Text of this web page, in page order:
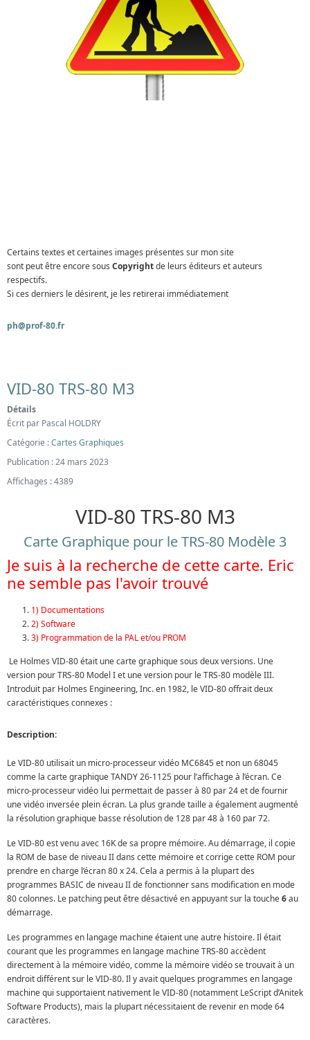
Certains textes et certaines images présentes sur mon site
sont peut être encore sous Copyrightde leurs éditeurs et auteurs
respectifs.
Si ces derniers le désirent, je les retirerai immédiatement
ph@prof-80.fr
VID-80 TRS-80 M3
Détails
Écrit par Pascal HOLDRY
Catégorie :Cartes Graphiques
Publication : 24 mars 2023
Affichages : 4389
VID-80 TRS-80 M3
Carte Graphique pour le TRS-80 Modèle 3
Je suis à la recherche de cette carte. Eric
ne semble pas l'avoir trouvé
1) Documentations
2) Software
3) Programmation de la PAL et/ou PROM
Le Holmes VID-80 était une carte graphique sous deux versions. Une
version pour TRS-80 Model I et une version pour le TRS-80 modèle III.
Introduit par Holmes Engineering, Inc. en 1982, le VID-80 offrait deux
caractéristiques connexes :
Description:
Le VID-80 utilisait un micro-processeur vidéo MC6845 et non un 68045
comme la carte graphique TANDY 26-1125 pour l’affichage à l’écran. Ce
micro-processeur vidéo lui permettait de passer à 80 par 24 et de fournir
une vidéo inversée plein écran. La plus grande taille a également augmenté
la résolution graphique basse résolution de 128 par 48 à 160 par 72.
Le VID-80 est venu avec 16K de sa propre mémoire. Au démarrage, il copie
la ROM de base de niveau II dans cette mémoire et corrige cette ROM pour
prendre en charge l’écran 80 x 24. Cela a permis à la plupart des
programmes BASIC de niveau II de fonctionner sans modification en mode
80 colonnes. Le patching peut être désactivé en appuyant sur la touche6au
démarrage.
Les programmes en langage machine étaient une autre histoire. Il était
courant que les programmes en langage machine TRS-80 accèdent
directement à la mémoire vidéo, comme la mémoire vidéo se trouvait à un
endroit différent sur le VID-80. Il y avait quelques programmes en langage
machine qui supportaient nativement le VID-80 (notamment LeScript d’Anitek
Software Products), mais la plupart nécessitaient de revenir en mode 64
caractères.